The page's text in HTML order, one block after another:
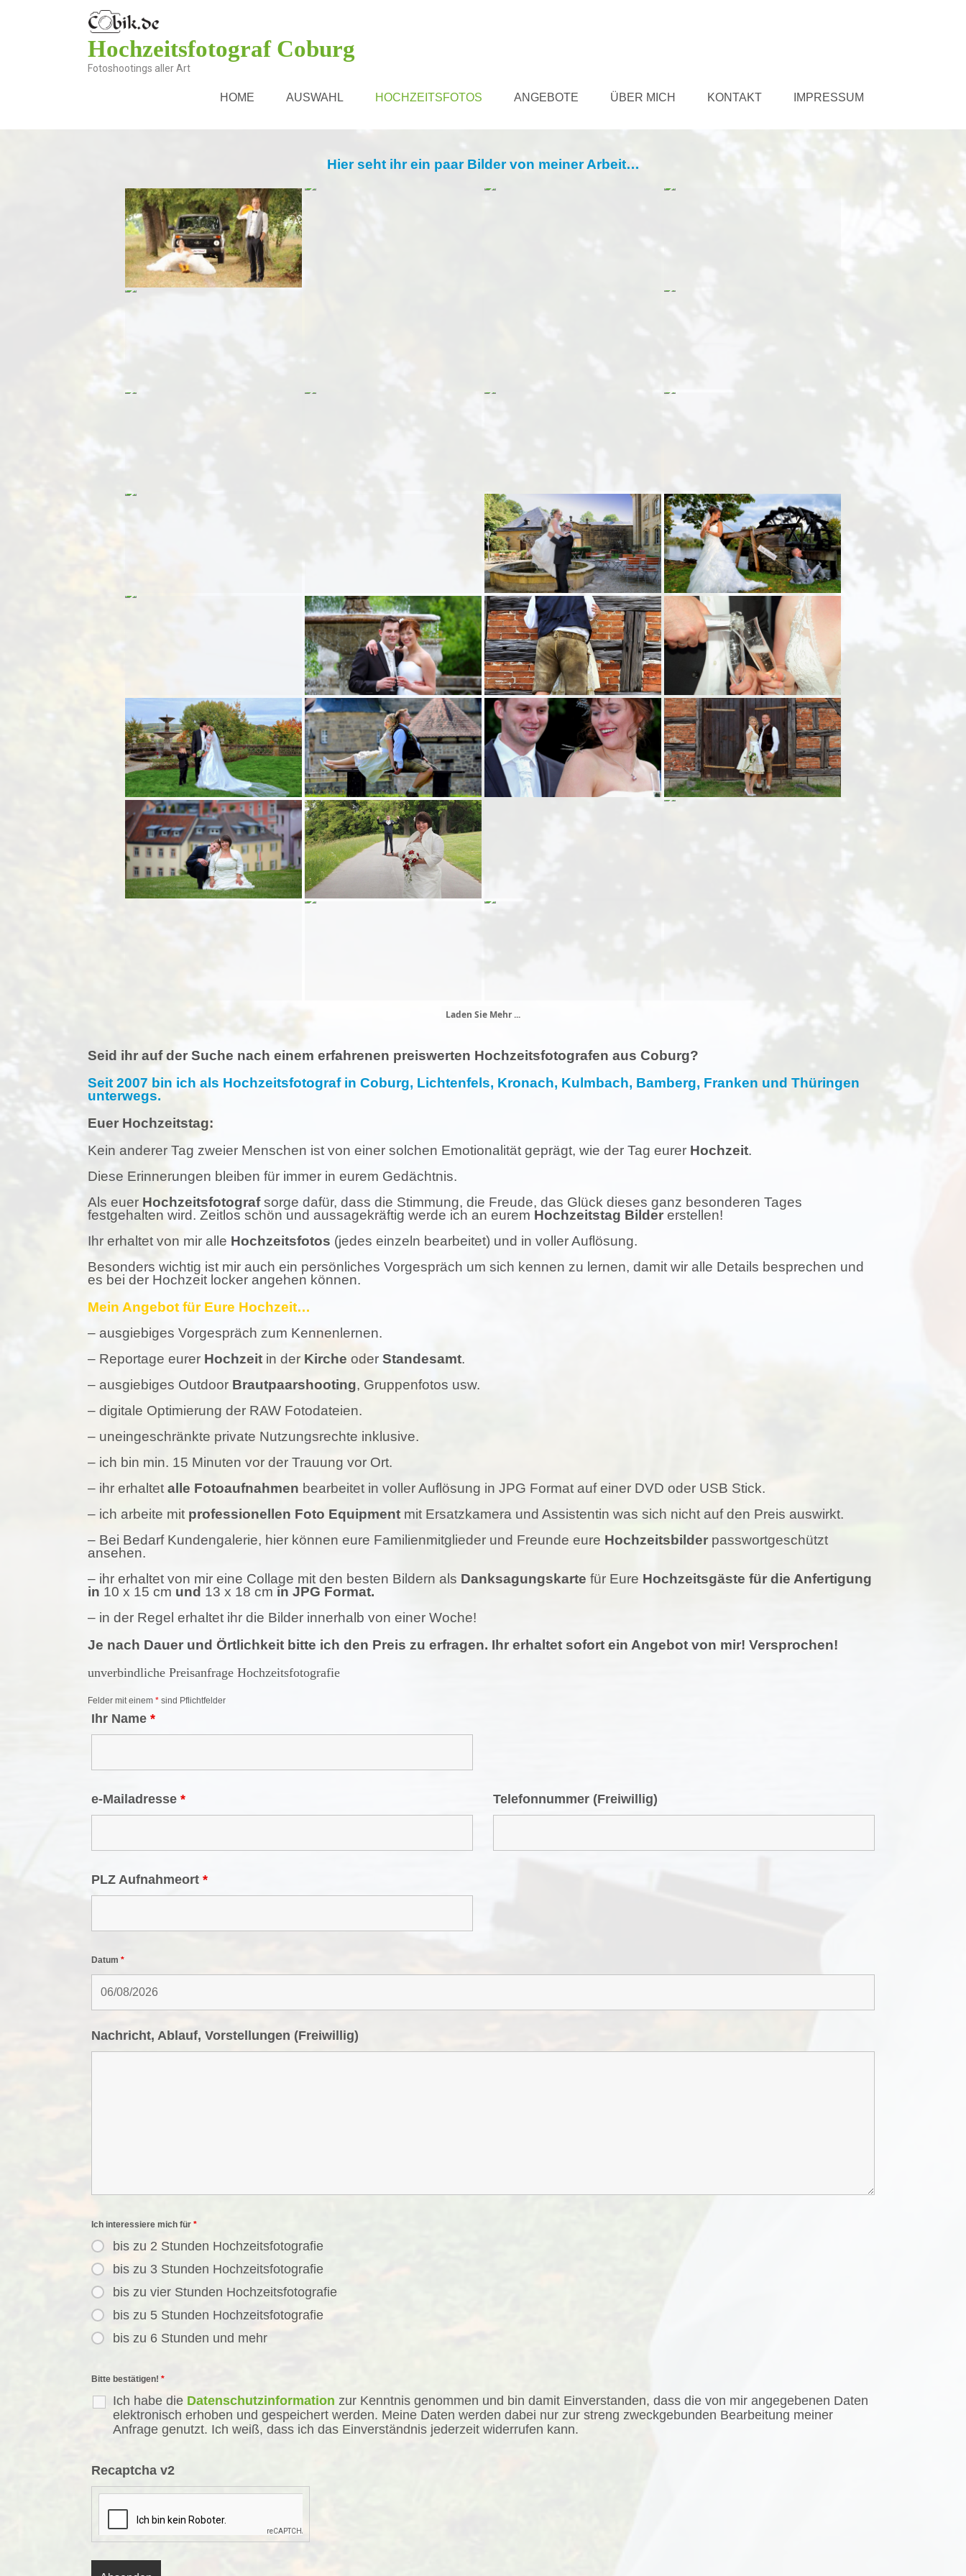
Hochzeitsfotograf Coburg
Fotoshootings aller Art
HOME AUSWAHL HOCHZEITSFOTOS ANGEBOTE ÜBER MICH KONTAKT IMPRESSUM
Hier seht ihr ein paar Bilder von meiner Arbeit…
Laden Sie Mehr ...
Seid ihr auf der Suche nach einem erfahrenen preiswerten Hochzeitsfotografen aus Coburg?
Seit 2007 bin ich als Hochzeitsfotograf in Coburg, Lichtenfels, Kronach, Kulmbach, Bamberg, Franken und Thüringen
unterwegs.
Euer Hochzeitstag:
Kein anderer Tag zweier Menschen ist von einer solchen Emotionalität geprägt, wie der Tag eurer Hochzeit.
Diese Erinnerungen bleiben für immer in eurem Gedächtnis.
Als euer Hochzeitsfotografsorge dafür, dass die Stimmung, die Freude, das Glück dieses ganz besonderen Tages
festgehalten wird. Zeitlos schön und aussagekräftig werde ich an eurem Hochzeitstag Bilder erstellen!
Ihr erhaltet von mir alle Hochzeitsfotos (jedes einzeln bearbeitet) und in voller Auflösung.
Besonders wichtig ist mir auch ein persönliches Vorgespräch um sich kennen zu lernen, damit wir alle Details besprechen und
es bei der Hochzeit locker angehen können.
Mein Angebot für Eure Hochzeit…
– ausgiebiges Vorgespräch zum Kennenlernen.
– Reportage eurer Hochzeit in der Kirche oder Standesamt.
– ausgiebiges Outdoor Brautpaarshooting, Gruppenfotos usw.
– digitale Optimierung der RAW Fotodateien.
– uneingeschränkte private Nutzungsrechte inklusive.
– ich bin min. 15 Minuten vor der Trauung vor Ort.
– ihr erhaltet alle Fotoaufnahmen bearbeitet in voller Auflösung in JPG Format auf einer DVD oder USB Stick.
– ich arbeite mit professionellen Foto Equipment mit Ersatzkamera und Assistentin was sich nicht auf den Preis auswirkt.
– Bei Bedarf Kundengalerie, hier können eure Familienmitglieder und Freunde eure Hochzeitsbilder passwortgeschützt
ansehen.
– ihr erhaltet von mir eine Collage mit den besten Bildern als Danksagungskarte für Eure Hochzeitsgäste für die Anfertigung
in 10 x 15 cm und 13 x 18 cm in JPG Format.
– in der Regel erhaltet ihr die Bilder innerhalb von einer Woche!
Je nach Dauer und Örtlichkeit bitte ich den Preis zu erfragen. Ihr erhaltet sofort ein Angebot von mir! Versprochen!
unverbindliche Preisanfrage Hochzeitsfotografie
Felder mit einem * sind Pflichtfelder
Ihr Name *
e-Mailadresse * Telefonnummer (Freiwillig)
PLZ Aufnahmeort *
Datum *
Nachricht, Ablauf, Vorstellungen (Freiwillig)
Ich interessiere mich für *
bis zu 2 Stunden Hochzeitsfotografie
bis zu 3 Stunden Hochzeitsfotografie
bis zu vier Stunden Hochzeitsfotografie
bis zu 5 Stunden Hochzeitsfotografie
bis zu 6 Stunden und mehr
Bitte bestätigen! *
Ich habe die Datenschutzinformation zur Kenntnis genommen und bin damit Einverstanden, dass die von mir angegebenen Daten
elektronisch erhoben und gespeichert werden. Meine Daten werden dabei nur zur streng zweckgebunden Bearbeitung meiner
Anfrage genutzt. Ich weiß, dass ich das Einverständnis jederzeit widerrufen kann.
Recaptcha v2